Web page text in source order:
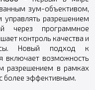
зум-объективом,
управлять разрешением
через программное
контроль качества и
Новый подход к
включает возможность
разрешением в рамках
более эффективным.